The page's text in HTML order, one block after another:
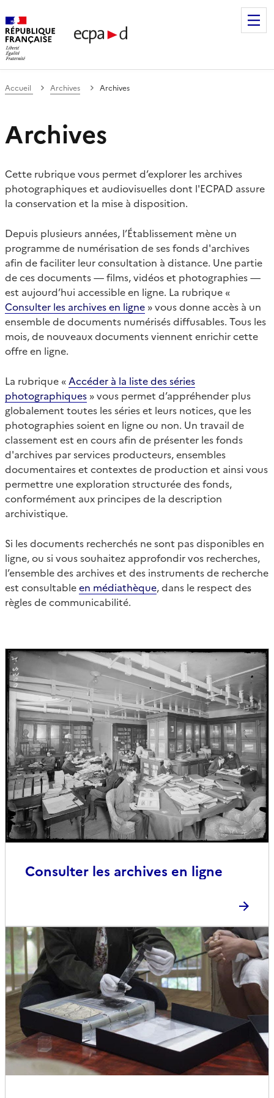
de communication et de production
Accueil Archives Archives
Archives
Cette rubrique vous permet d’explorer les archives
photographiques et audiovisuelles dont l'ECPAD assure
la conservation et la mise à disposition.
Depuis plusieurs années, l’Établissement mène un
programme de numérisation de ses fonds d'archives
afin de faciliter leur consultation à distance. Une partie
de ces documents — films, vidéos et photographies —
est aujourd’hui accessible en ligne. La rubrique «
Consulter les archives en ligne » vous donne accès à un
ensemble de documents numérisés diffusables. Tous les
mois, de nouveaux documents viennent enrichir cette
offre en ligne.
La rubrique « Accéder à la liste des séries
photographiques » vous permet d’appréhender plus
globalement toutes les séries et leurs notices, que les
photographies soient en ligne ou non. Un travail de
classement est en cours afin de présenter les fonds
d'archives par services producteurs, ensembles
documentaires et contextes de production et ainsi vous
permettre une exploration structurée des fonds,
conformément aux principes de la description
archivistique.
Si les documents recherchés ne sont pas disponibles en
ligne, ou si vous souhaitez approfondir vos recherches,
l’ensemble des archives et des instruments de recherche
est consultableen médiathèque, dans le respect des
règles de communicabilité.
Consulter les archives en ligne